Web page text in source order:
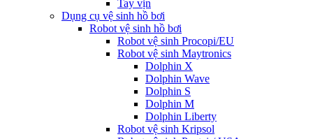
Tay vịn
Dụng cụ vệ sinh hồ bơi
Robot vệ sinh hồ bơi
Robot vệ sinh Procopi/EU
Robot vệ sinh Maytronics
Dolphin X
Dolphin Wave
Dolphin S
Dolphin M
Dolphin Liberty
Robot vệ sinh Kripsol